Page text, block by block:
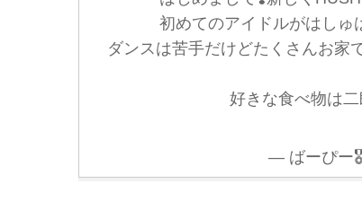
初めてのアイドルがはしゅ
ダンスは苦手だけどたくさんお家
好きな食べ物は
— ばーぴー